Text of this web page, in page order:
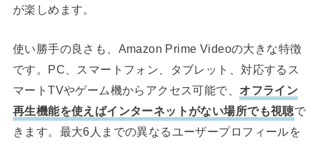
が楽しめます。
使い勝手の良さも、Amazon Prime Videoの大きな特徴
です。PC、スマートフォン、タブレット、対応するス
マートTVやゲーム機からアクセス可能で、 オフライン
再生機能を使えばインターネットがない場所でも視聴で
きます。最大6人までの異なるユーザープロフィールを